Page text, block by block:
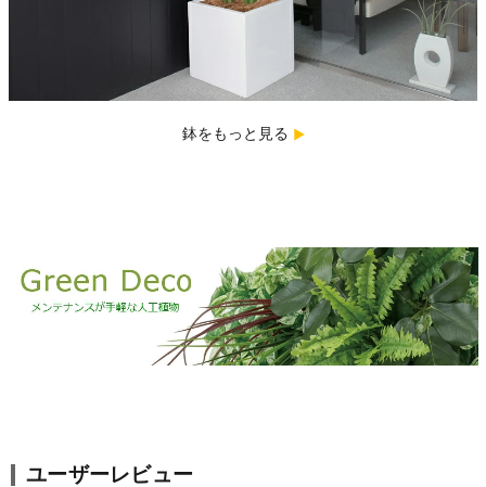
ユーザーレビュー